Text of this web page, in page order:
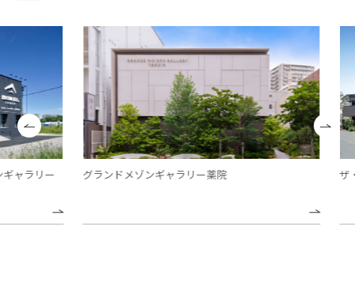
ラリー グランドメゾンギャラリー薬院 ザ